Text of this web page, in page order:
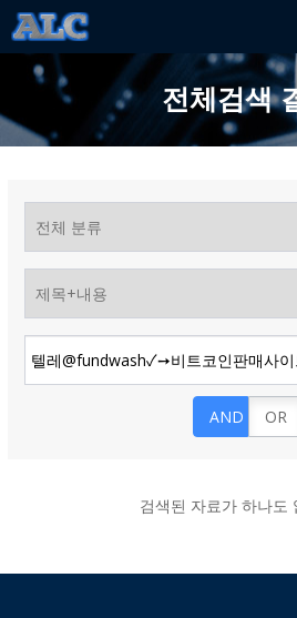
전체검색
AND OR
검색된 자료가 하나도